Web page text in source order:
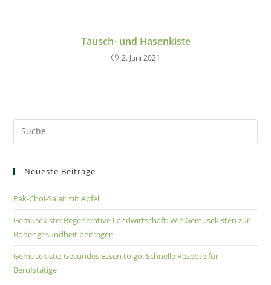
Tausch- und Hasenkiste
2. Juni 2021
Neueste Beiträge
Pak-Choi-Salat mit Apfel
Gemüsekiste: Regenerative Landwirtschaft: Wie Gemüsekisten zur
Bodengesundheit beitragen
Gemüsekiste: Gesundes Essen to go: Schnelle Rezepte für
Berufstätige